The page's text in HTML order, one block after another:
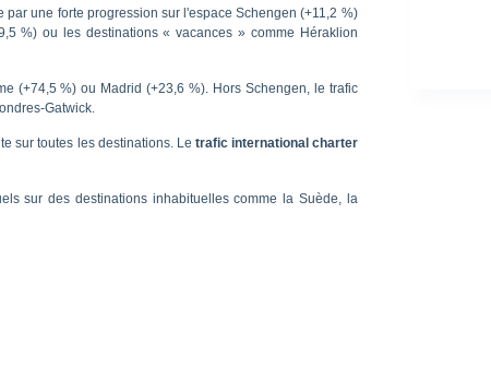
par une forte progression sur l'espace Schengen (+11,2 %)
%) ou les destinations « vacances » comme Héraklion
(+74,5 %) ou Madrid (+23,6 %). Hors Schengen, le trafic
Gatwick.
sur toutes les destinations. Le trafic international charter
sur des destinations inhabituelles comme la Suède, la